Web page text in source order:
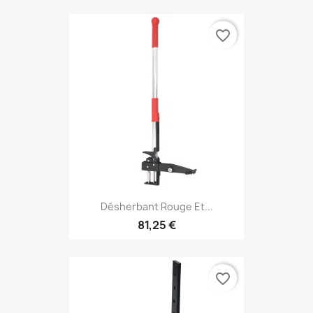
Désherbant Rouge Et...
81,25 €
favorite_border
favorite_border